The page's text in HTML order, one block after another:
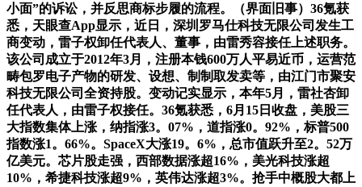
小面”的诉讼，并反思商标步履的流程。（界面旧事）36氪获
悉，天眼查App显示，近日，深圳罗马仕科技无限公司发生工
商变动，雷子权卸任代表人、董事，由雷秀容接任上述职务。
该公司成立于2012年3月，注册本钱600万人平易近币，运营范
畴包罗电子产物的研发、设想、制制取发卖等，由江门市聚安
科技无限公司全资持股。变动记实显示，本年5月，雷社杏卸
任代表人，由雷子权接任。36氪获悉，6月15日收盘，美股三
大指数集体上涨，纳指涨3。07%，道指涨0。92%，标普500
指数涨1。66%。SpaceX大涨19。6%，总市值跃升至2。52万
亿美元。芯片股走强，西部数据涨超16%，美光科技涨超
10%，希捷科技涨超9%，英伟达涨超3%。抢手中概股大都上